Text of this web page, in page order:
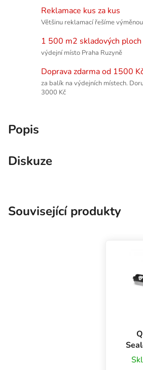
Reklamace kus za kus
Většinu reklamací řešíme
1 500 m2 skladových ploch
výdejní místo Praha Ruzyně
Doprava zdarma od 1500
za balík na výdejních místech.
3000 Kč
Popis
Diskuze
Související produkty